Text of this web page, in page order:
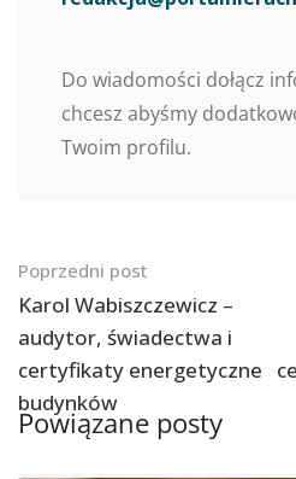
Do wiadomości dołącz
chcesz abyśmy
Twoim profilu.
Nawigacja
po
postach
Poprzedni post
Karol Wabiszczewicz –
audytor, świadectwa i
certyfikaty energetyczne
budynków
Powiązane posty